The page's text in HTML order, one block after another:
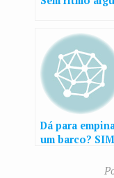
Dá para
um barco?